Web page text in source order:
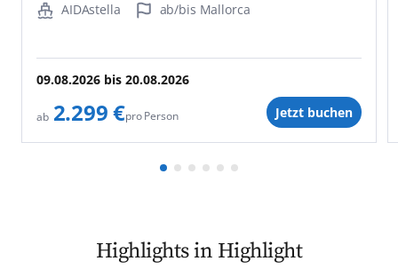
AIDAstella ab/bis Mallorca
09.08.2026 bis 20.08.2026
ab 2.299 €pro Person Jetzt buchen
Highlights in Highlight